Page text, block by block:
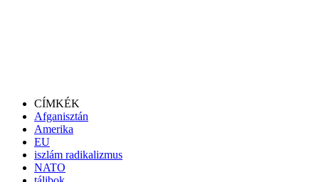
CÍMKÉK
Afganisztán
Amerika
EU
iszlám radikalizmus
NATO